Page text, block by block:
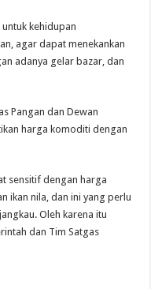
kehidupan
agar dapat menekankan
adanya gelar bazar, dan
Pangan dan Dewan
harga komoditi dengan
sensitif dengan harga
ikan nila, dan ini yang perlu
Oleh karena itu
dan Tim Satgas